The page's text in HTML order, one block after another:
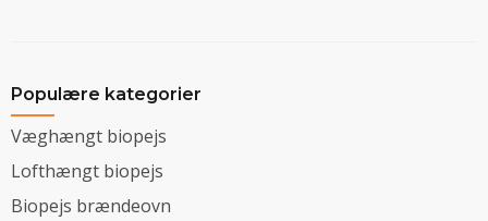
Populære kategorier
Væghængt biopejs
Lofthængt biopejs
Biopejs brændeovn